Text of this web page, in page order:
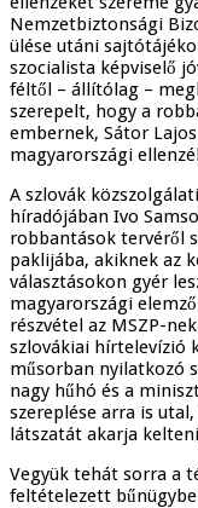
Nemzetbiztonsági
ülése utáni
szocialista képviselő
féltől – állítólag –
szerepelt, hogy a
embernek, Sátor
magyarországi
A szlovák
híradójában Ivo
robbantások tervéről
paklijába, akiknek az
választásokon gyér
magyarországi
részvétel az MSZP-
szlovákiai hírtelevízió
műsorban nyilatkozó
nagy hűhó és a
szereplése arra is
látszatát akarja
Vegyük tehát sorra a
feltételezett